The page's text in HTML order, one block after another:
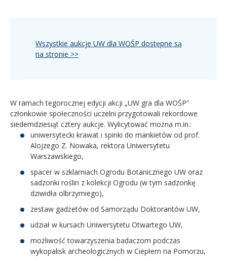
Wszystkie aukcje UW dla WOŚP dostępne są
na stronie >>
W ramach tegorocznej edycji akcji „UW gra dla WOŚP”
członkowie społeczności uczelni przygotowali rekordowe
siedemdziesiąt cztery aukcje. Wylicytować można m.in.:
uniwersytecki krawat i spinki do mankietów od prof.
Alojzego Z. Nowaka, rektora Uniwersytetu
Warszawskiego,
spacer w szklarniach Ogrodu Botanicznego UW oraz
sadzonki roślin z kolekcji Ogrodu (w tym sadzonkę
dziwidła olbrzymiego),
zestaw gadżetów od Samorządu Doktorantów UW,
udział w kursach Uniwersytetu Otwartego UW,
możliwość towarzyszenia badaczom podczas
wykopalisk archeologicznych w Ciepłem na Pomorzu,